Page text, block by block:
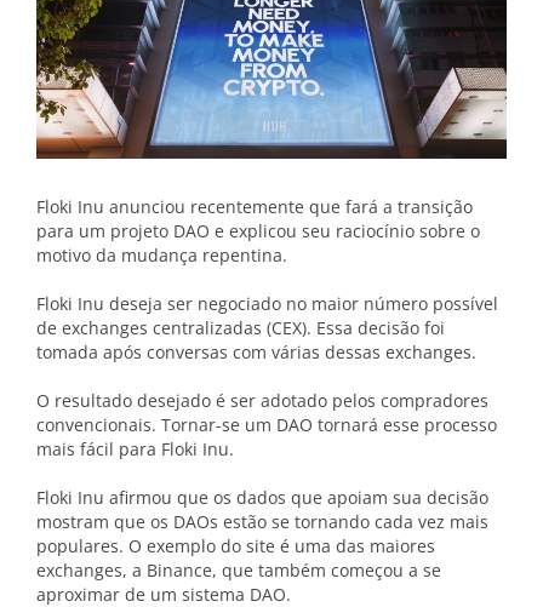
Floki Inu anunciou recentemente que fará a transição
para um projeto DAO e explicou seu raciocínio sobre o
motivo da mudança repentina.
Floki Inu deseja ser negociado no maior número possível
de exchanges centralizadas (CEX). Essa decisão foi
tomada após conversas com várias dessas exchanges.
O resultado desejado é ser adotado pelos compradores
convencionais. Tornar-se um DAO tornará esse processo
mais fácil para Floki Inu.
Floki Inu afirmou que os dados que apoiam sua decisão
mostram que os DAOs estão se tornando cada vez mais
populares. O exemplo do site é uma das maiores
exchanges, a Binance, que também começou a se
aproximar de um sistema DAO.